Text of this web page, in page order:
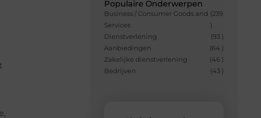
Populaire Onderwerpen
Business / Consumer Goods and
Services
(239
)
Dienstverlening
(93 )
Aanbiedingen
(64 )
Zakelijke dienstverlening
(46 )
Bedrijven
(43 )